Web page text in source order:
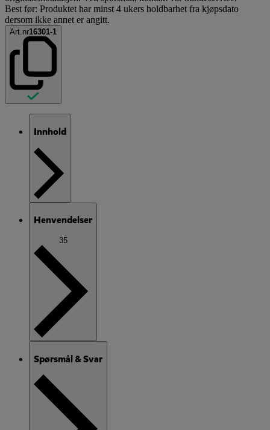
Best før: Produktet har minst 4 ukers holdbarhet fra kjøpsdato
dersom ikke annet er angitt.
Art.nr16301-1
Innhold
Henvendelser
35
Spørsmål & Svar